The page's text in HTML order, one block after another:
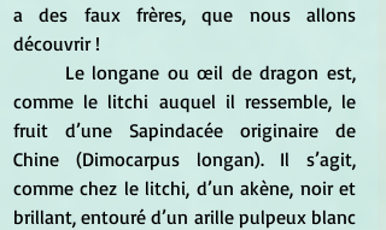
a des faux frères, que nous allons
découvrir !
comme le litchi auquel il ressemble, le
fruit d’une Sapindacée originaire de
Chine (Dimocarpus longan). Il s’agit,
comme chez le litchi, d’un akène, noir et
brillant, entouré d’un arille pulpeux blanc